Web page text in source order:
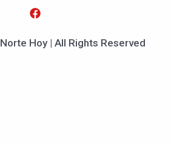
Hoy | All Rights Reserved